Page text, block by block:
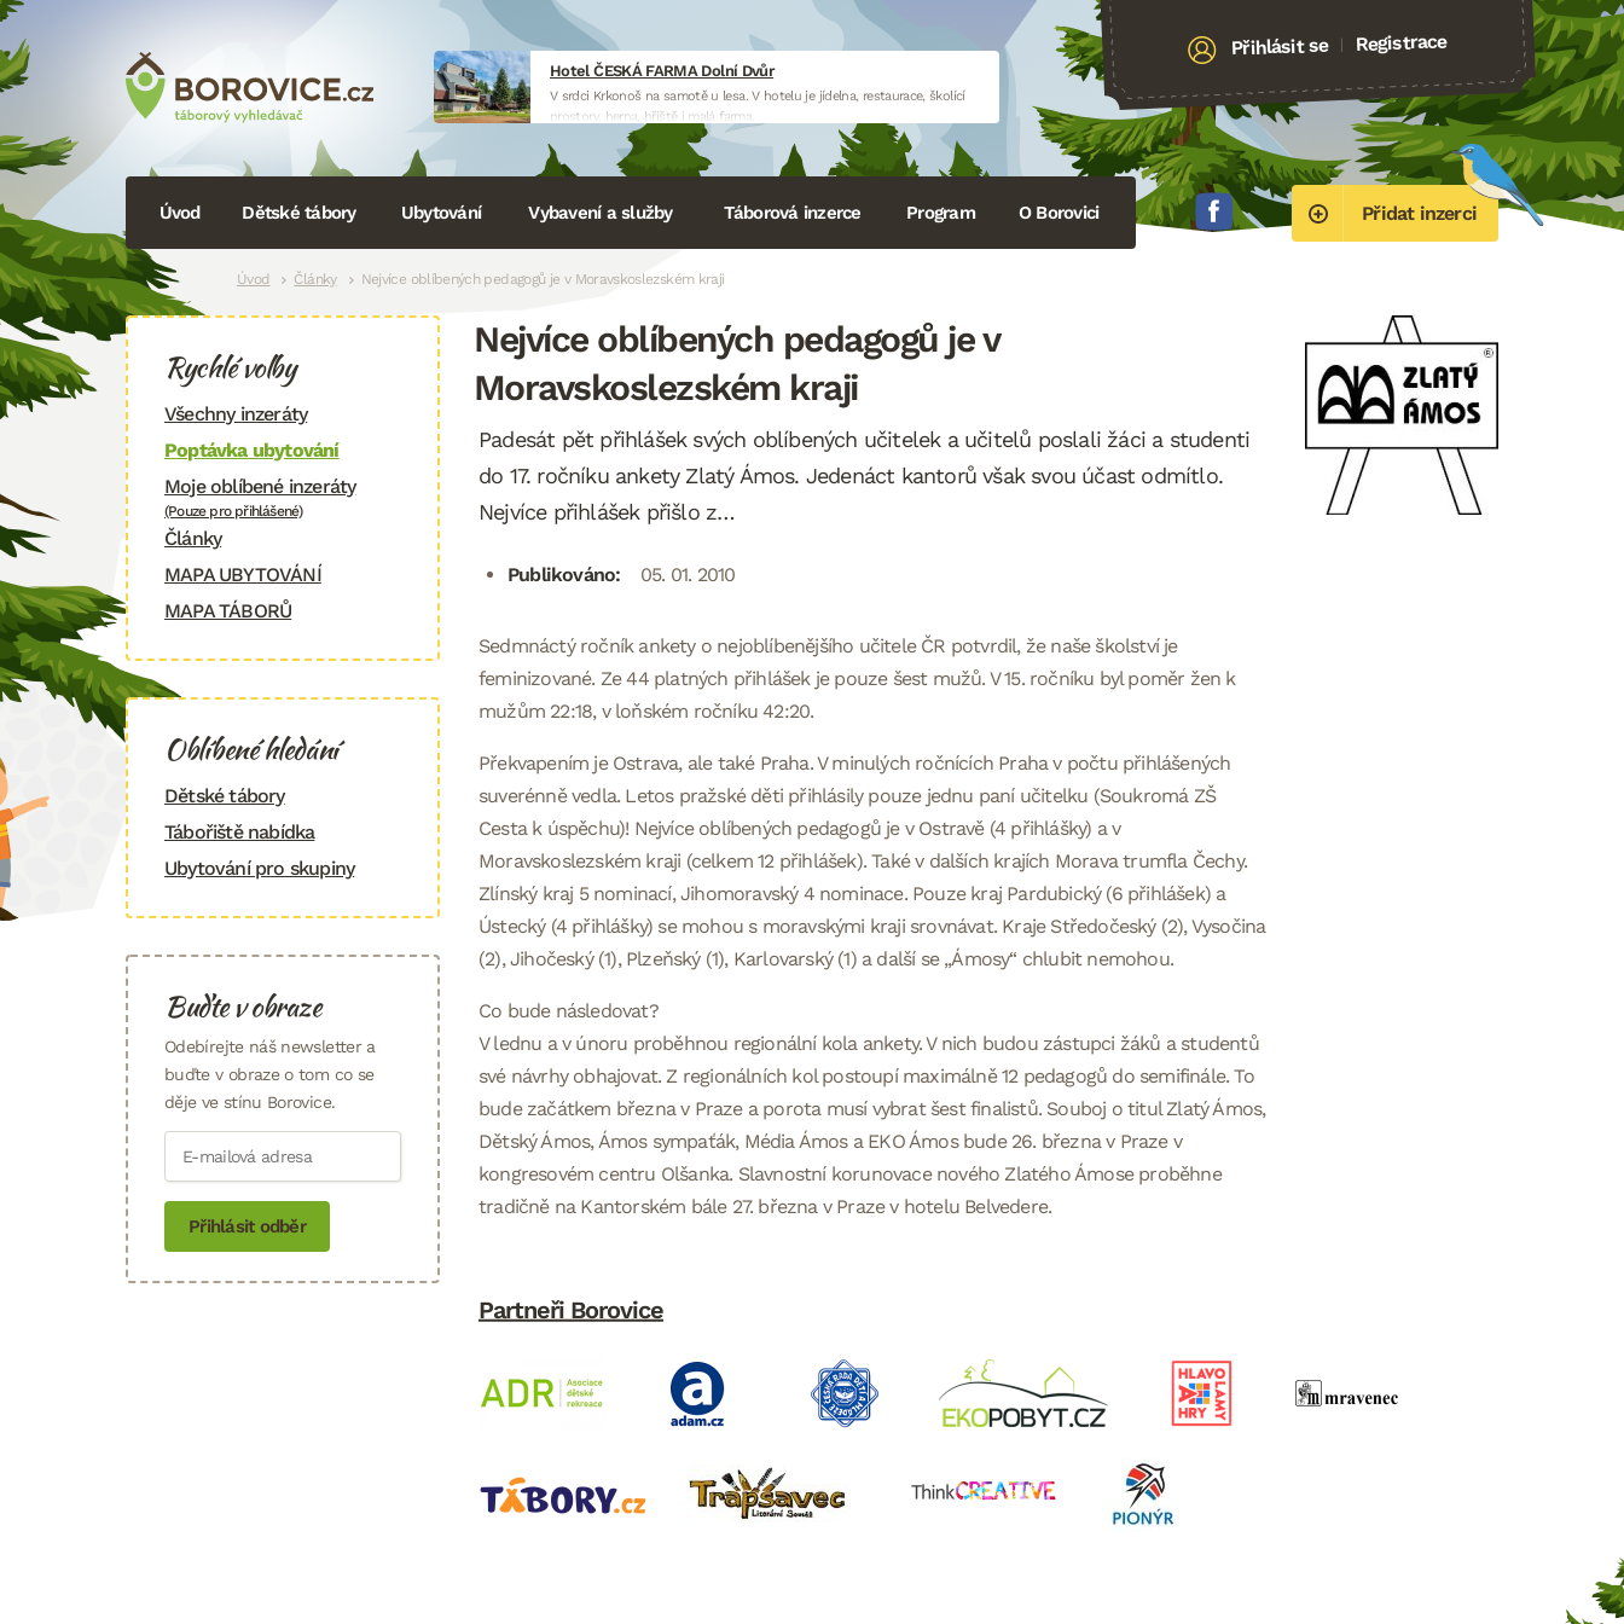
Hotel ČESKÁ FARMA Dolní Dvůr
V srdci Krkonoš na samotě u lesa. V hotelu je jídelna, restaurace, školící
prostory, herna, hřiště i malá farma.
www.hotelceskafarma.cz
Přihlásit se | Registrace
Přidat inzerci
Navigace
Úvod Dětské tábory Ubytování Vybavení a služby Táborová inzerce Program O Borovici
Drobečková
Úvod Články Nejvíce oblíbených pedagogů je v Moravskoslezském kraji
Nejvíce oblíbených pedagogů je v
Moravskoslezském kraji
Padesát pět přihlášek svých oblíbených učitelek a učitelů poslali žáci a studenti
do 17. ročníku ankety Zlatý Ámos. Jedenáct kantorů však svou účast odmítlo.
Nejvíce přihlášek přišlo z…
Publikováno: 05. 01. 2010
Sedmnáctý ročník ankety o nejoblíbenějšího učitele ČR potvrdil, že naše školství je
feminizované. Ze 44 platných přihlášek je pouze šest mužů. V 15. ročníku byl poměr žen k
mužům 22:18, v loňském ročníku 42:20.
Překvapením je Ostrava, ale také Praha. V minulých ročnících Praha v počtu přihlášených
suverénně vedla. Letos pražské děti přihlásily pouze jednu paní učitelku (Soukromá ZŠ
Cesta k úspěchu)! Nejvíce oblíbených pedagogů je v Ostravě (4 přihlášky) a v
Moravskoslezském kraji (celkem 12 přihlášek). Také v dalších krajích Morava trumfla Čechy.
Zlínský kraj 5 nominací, Jihomoravský 4 nominace. Pouze kraj Pardubický (6 přihlášek) a
Ústecký (4 přihlášky) se mohou s moravskými kraji srovnávat. Kraje Středočeský (2), Vysočina
(2), Jihočeský (1), Plzeňský (1), Karlovarský (1) a další se „Ámosy“ chlubit nemohou.
Co bude následovat?
V lednu a v únoru proběhnou regionální kola ankety. V nich budou zástupci žáků a studentů
své návrhy obhajovat. Z regionálních kol postoupí maximálně 12 pedagogů do semifinále. To
bude začátkem března v Praze a porota musí vybrat šest finalistů. Souboj o titul Zlatý Ámos,
Dětský Ámos, Ámos sympaťák, Média Ámos a EKO Ámos bude 26. března v Praze v
kongresovém centru Olšanka. Slavnostní korunovace nového Zlatého Ámose proběhne
tradičně na Kantorském bále 27. března v Praze v hotelu Belvedere.
Partneři Borovice
Rychlé volby
Všechny inzeráty
Poptávka ubytování
Moje oblíbené inzeráty
(Pouze pro přihlášené)
Články
MAPA UBYTOVÁNÍ
MAPA TÁBORŮ
Oblíbené hledání
Dětské tábory
Tábořiště nabídka
Ubytování pro skupiny
Buďte v obraze
Odebírejte náš newsletter a
buďte v obraze o tom co se
děje ve stínu Borovice.
Přihlásit odběr